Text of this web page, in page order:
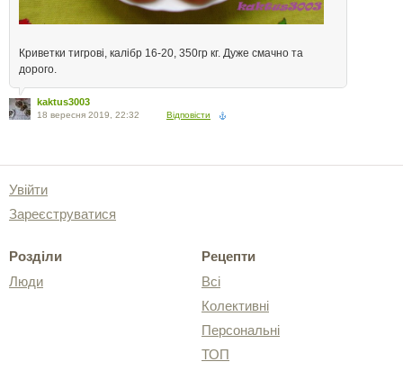
Криветки тигрові, калібр 16-20, 350гр кг. Дуже смачно та
дорого.
kaktus3003
18 вересня 2019, 22:32 Відповісти
Увійти
Зареєструватися
Розділи
Люди
Рецепти
Всі
Колективні
Персональні
ТОП